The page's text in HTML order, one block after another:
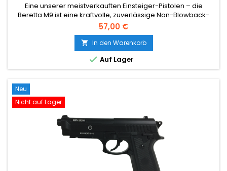
Eine unserer meistverkauften Einsteiger-Pistolen – die
Beretta M9 ist eine kraftvolle, zuverlässige Non-Blowback-
Grüngaspistole. Getestet mit 115–124 m/s, verbindet sie ein
realistisches Aussehen in Originalgröße mit einstellbarem
Hop-Up und Picatinny-Schiene zum günstigen Preis.
57,00 €
 In den Warenkorb
 Auf Lager
Neu
Nicht auf Lager